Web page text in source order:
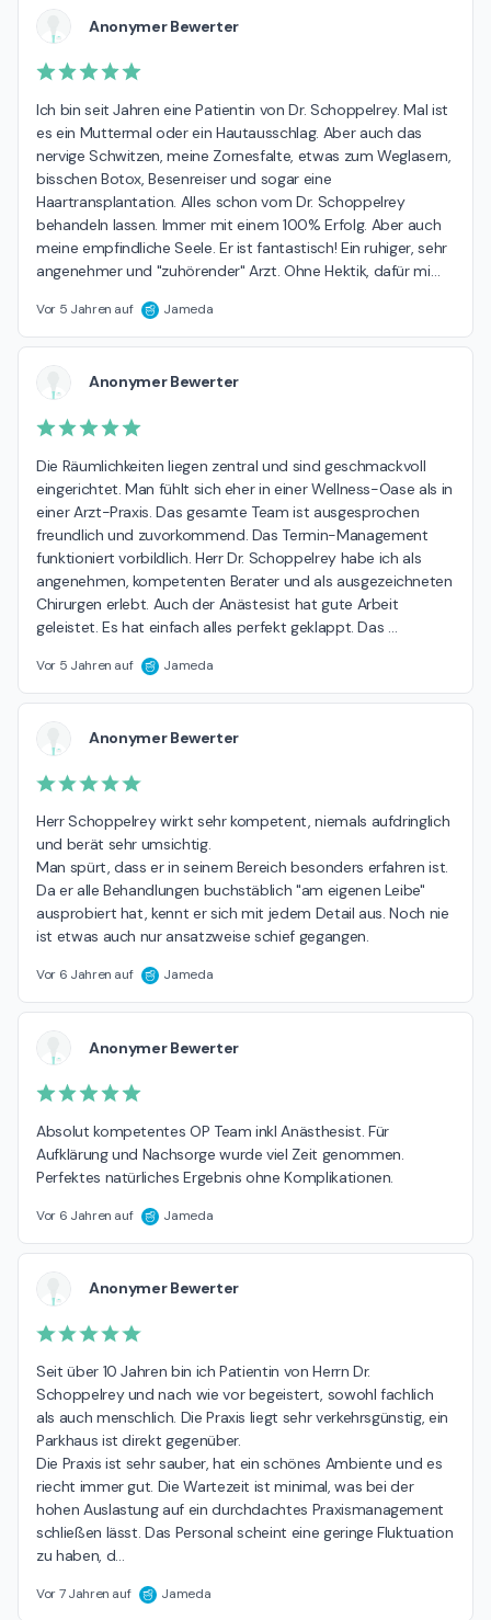
Anonymer Bewerter
Ich bin seit Jahren eine Patientin von Dr. Schoppelrey. Mal ist
es ein Muttermal oder ein Hautausschlag. Aber auch das
nervige Schwitzen, meine Zornesfalte, etwas zum Weglasern,
bisschen Botox, Besenreiser und sogar eine
Haartransplantation. Alles schon vom Dr. Schoppelrey
behandeln lassen. Immer mit einem 100% Erfolg. Aber auch
meine empfindliche Seele. Er ist fantastisch! Ein ruhiger, sehr
angenehmer und "zuhörender" Arzt. Ohne Hektik, dafür mi…
Vor 5 Jahren auf Jameda
Anonymer Bewerter
Die Räumlichkeiten liegen zentral und sind geschmackvoll
eingerichtet. Man fühlt sich eher in einer Wellness-Oase als in
einer Arzt-Praxis. Das gesamte Team ist ausgesprochen
freundlich und zuvorkommend. Das Termin-Management
funktioniert vorbildlich. Herr Dr. Schoppelrey habe ich als
angenehmen, kompetenten Berater und als ausgezeichneten
Chirurgen erlebt. Auch der Anästesist hat gute Arbeit
geleistet. Es hat einfach alles perfekt geklappt. Das
Vor 5 Jahren auf Jameda
Anonymer Bewerter
Herr Schoppelrey wirkt sehr kompetent, niemals aufdringlich
und berät sehr umsichtig.
Man spürt, dass er in seinem Bereich besonders erfahren ist.
Da er alle Behandlungen buchstäblich "am eigenen Leibe"
ausprobiert hat, kennt er sich mit jedem Detail aus. Noch nie
ist etwas auch nur ansatzweise schief gegangen.
Vor 6 Jahren auf Jameda
Anonymer Bewerter
Absolut kompetentes OP Team inkl Anästhesist. Für
Aufklärung und Nachsorge wurde viel Zeit genommen.
Perfektes natürliches Ergebnis ohne Komplikationen.
Vor 6 Jahren auf Jameda
Anonymer Bewerter
Seit über 10 Jahren bin ich Patientin von Herrn Dr.
Schoppelrey und nach wie vor begeistert, sowohl fachlich
als auch menschlich. Die Praxis liegt sehr verkehrsgünstig, ein
Parkhaus ist direkt gegenüber.
Die Praxis ist sehr sauber, hat ein schönes Ambiente und es
riecht immer gut. Die Wartezeit ist minimal, was bei der
hohen Auslastung auf ein durchdachtes Praxismanagement
schließen lässt. Das Personal scheint eine geringe Fluktuation
zu haben, d…
Vor 7 Jahren auf Jameda